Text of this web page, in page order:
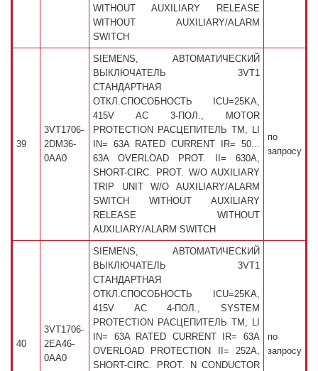
WITHOUT AUXILIARY RELEASE
WITHOUT AUXILIARY/ALARM
SWITCH
39
3VT1706-
2DM36-
0AA0
SIEMENS, АВТОМАТИЧЕСКИЙ
ВЫКЛЮЧАТЕЛЬ 3VT1
СТАНДАРТНАЯ
ОТКЛ.СПОСОБНОСТЬ ICU=25KA,
415V AC 3-ПОЛ., MOTOR
PROTECTION РАСЦЕПИТЕЛЬ TM, LI
IN= 63A RATED CURRENT IR= 50...
63A OVERLOAD PROT. II= 630A,
SHORT-CIRC. PROT. W/O AUXILIARY
TRIP UNIT W/O AUXILIARY/ALARM
SWITCH WITHOUT AUXILIARY
RELEASE WITHOUT
AUXILIARY/ALARM SWITCH
по
запросу
40
3VT1706-
2EA46-
0AA0
SIEMENS, АВТОМАТИЧЕСКИЙ
ВЫКЛЮЧАТЕЛЬ 3VT1
СТАНДАРТНАЯ
ОТКЛ.СПОСОБНОСТЬ ICU=25KA,
415V AC 4-ПОЛ., SYSTEM
PROTECTION РАСЦЕПИТЕЛЬ TM, LI
IN= 63A RATED CURRENT IR= 63A
OVERLOAD PROTECTION II= 252A,
SHORT-CIRC. PROT. N CONDUCTOR
по
запросу